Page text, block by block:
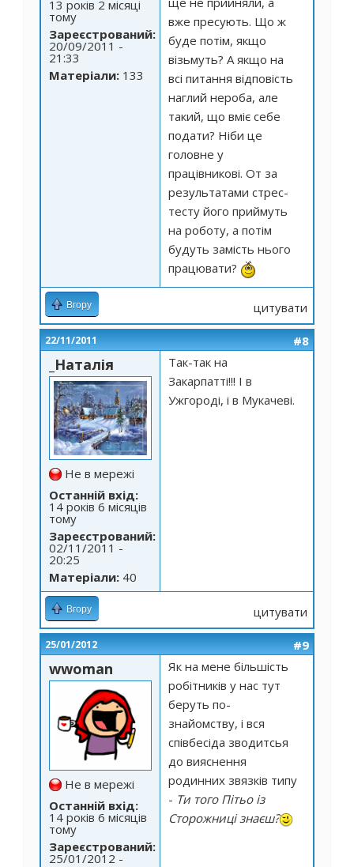
13 років 2 місяці
тому
Зареєстрований:
20/09/2011 -
21:33
Матеріали: 133
вже пресують. Що ж
буде потім, якщо
візьмуть? А якщо на
всі питання відповість
наглий нероба, але
такий, що вміє себе
подати? Ніби це
головне у
працівникові. От за
результатами стрес-
тесту його приймуть
на роботу, а потім
будуть замість нього
працювати?
Вгору цитувати
22/11/2011 #8
_Наталія
Не в мережі
Останній вхід:
14 років 6 місяців
тому
Зареєстрований:
02/11/2011 -
20:25
Матеріали: 40
Так-так на
Закарпатті!!! І в
Ужгороді, і в Мукачеві.
Вгору цитувати
25/01/2012 #9
wwoman
Не в мережі
Останній вхід:
14 років 6 місяців
тому
Зареєстрований:
25/01/2012 -
Як на мене більшість
робітників у нас тут
беруть по-
знайомству, і вся
співбесіда зводитсья
до вияснення
родинних звязків типу
- Ти того Пітьо із
Сторожниці знаєш?